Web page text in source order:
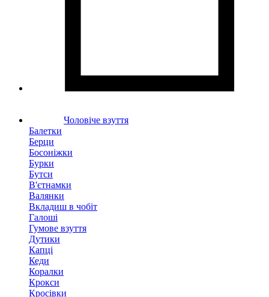
Чоловіче взуття
Балетки
Берци
Босоніжки
Бурки
Бутси
В'єтнамки
Валянки
Вкладиш в чобіт
Галоші
Гумове взуття
Дутики
Капці
Кеди
Коралки
Крокси
Кросівки